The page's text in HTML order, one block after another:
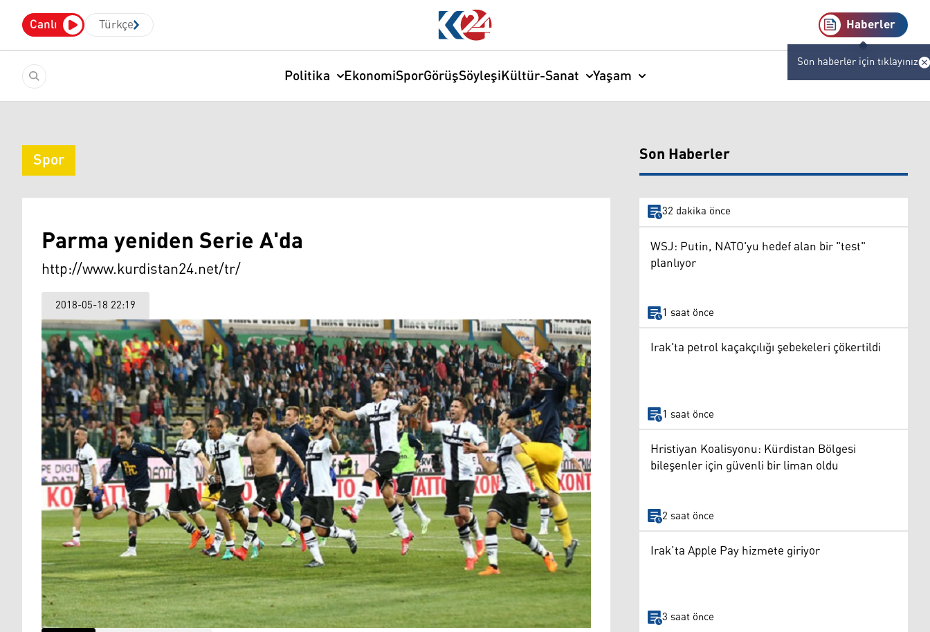
Canlı Türkçe Haberler
Son haberler için tıklayınız
Politika EkonomiSporGörüşSöyleşiKültür-Sanat Yaşam
Spor
Parma yeniden Serie A'da
http://www.kurdistan24.net/tr/
2018-05-18 22:19
Son Haberler
32 dakika önce
WSJ: Putin, NATO'yu hedef alan bir "test"
planlıyor
1 saat önce
Irak'ta petrol kaçakçılığı şebekeleri çökertildi
1 saat önce
Hristiyan Koalisyonu: Kürdistan Bölgesi
bileşenler için güvenli bir liman oldu
2 saat önce
Irak’ta Apple Pay hizmete giriyor
3 saat önce